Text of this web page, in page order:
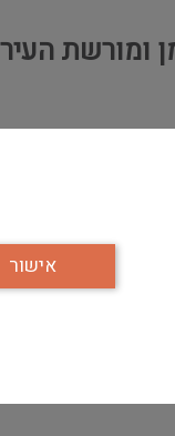
ומורשת
תיירות.
אישור